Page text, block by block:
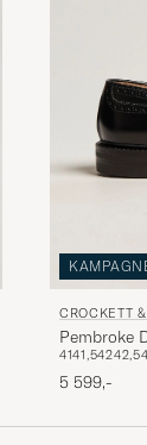
CROCKETT
Pembroke
4141,54242,5
5 599,-